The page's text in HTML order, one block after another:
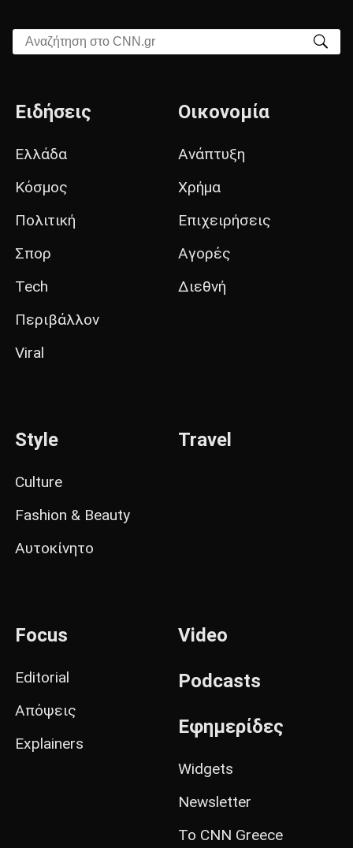
Αναζήτηση στο CNN.gr
Ειδήσεις
Ελλάδα
Κόσμος
Πολιτική
Σπορ
Tech
Περιβάλλον
Viral
Οικονομία
Ανάπτυξη
Χρήμα
Επιχειρήσεις
Αγορές
Διεθνή
Style
Culture
Fashion & Beauty
Αυτοκίνητο
Travel
Focus
Editorial
Απόψεις
Explainers
Video
Podcasts
Εφημερίδες
Widgets
Newsletter
Το CNN Greece